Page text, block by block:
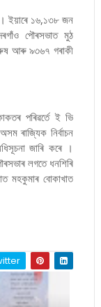
ইয়াৰে ১৬,১৩৮ জন
পৌৰসভাত মুঠ
আৰু ৯৩৬৭ গৰাকী
পৰিৱর্তে ই ভি
ৰাজ্যিক নিৰ্বাচন
জাৰি কৰে ।
লগতে ধনশিৰি
মহকুমাৰ বোকাখাত